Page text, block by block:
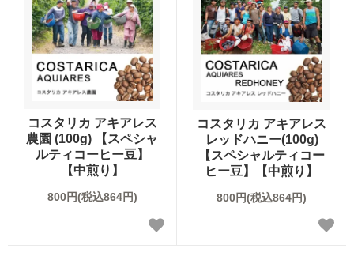
オーガニックコーヒー
デカフェオーガニック（カフェインレス）
サステイナブルコーヒーについて
HIRO CERT認証農園について
ネルドリップアイスコーヒーのおいしさの理由
コーヒーの淹れ方について
ご利用ガイド
お買い物方法
お問合わせ
コスタリカ アキアレス
農園 (100g) 【スペシャ
ルティコーヒー豆】
【中煎り】
800円(税込864円)
コスタリカ アキアレス
レッドハニー(100g)
【スペシャルティコー
ヒー豆】【中煎り】
800円(税込864円)